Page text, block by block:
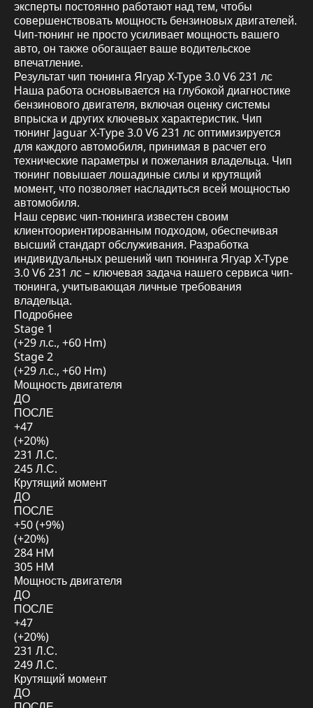
эксперты постоянно работают над тем, чтобы
совершенствовать мощность бензиновых двигателей.
Чип-тюнинг не просто усиливает мощность вашего
авто, он также обогащает ваше водительское
впечатление.
Результат чип тюнинга Ягуар X-Type 3.0 V6 231 лс
Наша работа основывается на глубокой диагностике
бензинового двигателя, включая оценку системы
впрыска и других ключевых характеристик. Чип
тюнинг Jaguar X-Type 3.0 V6 231 лс оптимизируется
для каждого автомобиля, принимая в расчет его
технические параметры и пожелания владельца. Чип
тюнинг повышает лошадиные силы и крутящий
момент, что позволяет насладиться всей мощностью
автомобиля.
Наш сервис чип-тюнинга известен своим
клиентоориентированным подходом, обеспечивая
высший стандарт обслуживания. Разработка
индивидуальных решений чип тюнинга Ягуар X-Type
3.0 V6 231 лс – ключевая задача нашего сервиса чип-
тюнинга, учитывающая личные требования
владельца.
Подробнее
Stage 1
(+29 л.с., +60 Hm)
Stage 2
(+29 л.с., +60 Hm)
Мощность двигателя
ДО
ПОСЛЕ
+47
(+20%)
231 Л.С.
245 Л.С.
Крутящий момент
ДО
ПОСЛЕ
+50 (+9%)
(+20%)
284 HM
305 HM
Мощность двигателя
ДО
ПОСЛЕ
+47
(+20%)
231 Л.С.
249 Л.С.
Крутящий момент
ДО